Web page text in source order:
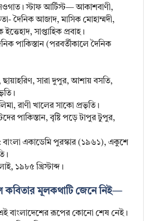
স্টাফ আর্টিস্ট— আকাশবাণী,
দৈনিক আজাদ, মাসিক মোহাম্মদী,
সাপ্তাহিক প্রবাহ।
পাকিস্তান (পরবর্তীকালে দৈনিক
ছায়াহরিণ, সারা দুপুর, আশায় বসতি,
রাণী খালের সাকো প্রভৃতি।
পাকিস্তান, বৃষ্টি পড়ে টাপুর টুপুর,
বাংলা একাডেমি পুরস্কার (১৯৬১), একুশে
১৯৮৫ খ্রিস্টাব্দ।
কবিতার মূলকথাটি জেনে নিই—
বাংলাদেশের রূপের কোনো শেষ নেই।